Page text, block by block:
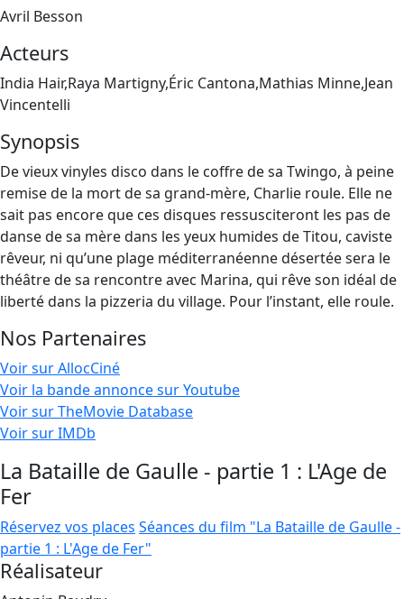
Avril Besson
Acteurs
India Hair,Raya Martigny,Éric Cantona,Mathias Minne,Jean
Vincentelli
Synopsis
De vieux vinyles disco dans le coffre de sa Twingo, à peine
remise de la mort de sa grand-mère, Charlie roule. Elle ne
sait pas encore que ces disques ressusciteront les pas de
danse de sa mère dans les yeux humides de Titou, caviste
rêveur, ni qu’une plage méditerranéenne désertée sera le
théâtre de sa rencontre avec Marina, qui rêve son idéal de
liberté dans la pizzeria du village. Pour l’instant, elle roule.
Nos Partenaires
Voir sur AllocCiné
Voir la bande annonce sur Youtube
Voir sur TheMovie Database
Voir sur IMDb
La Bataille de Gaulle - partie 1 : L'Age de
Fer
Réservez vos places Séances du film "La Bataille de Gaulle -
partie 1 : L'Age de Fer"
Réalisateur